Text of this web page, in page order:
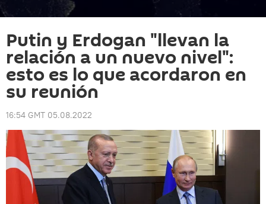
Putin y Erdogan "llevan la
relación a un nuevo nivel":
esto es lo que acordaron en
su reunión
16:54 GMT 05.08.2022